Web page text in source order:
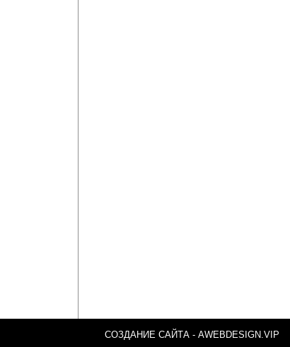
СОЗДАНИЕ САЙТА - AWEBDESIGN.VIP